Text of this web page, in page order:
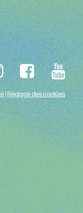
|Réglage des cookies